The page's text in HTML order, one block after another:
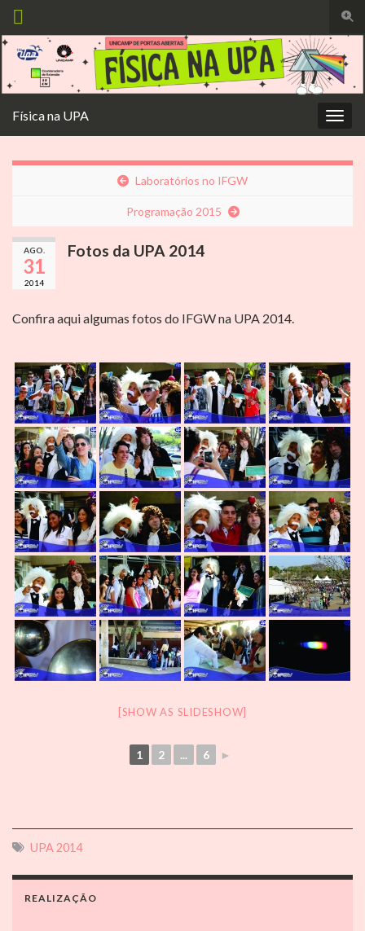
de
Search for:
Física na UPA
Laboratórios no IFGW
Programação 2015
AGO.
31
2014
Fotos da UPA 2014
Confira aqui algumas fotos do IFGW na UPA 2014.
[SHOW AS SLIDESHOW]
1 2 ... 6 ►
UPA 2014
REALIZAÇÃO